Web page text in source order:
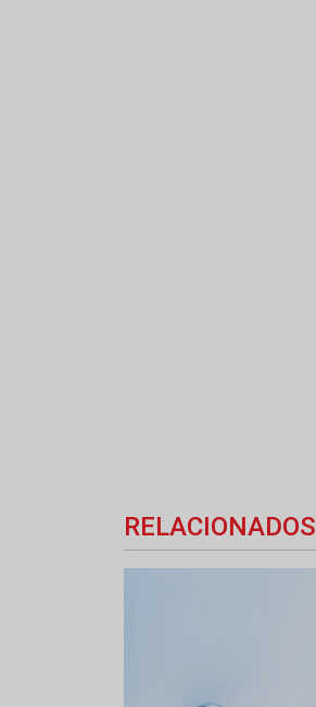
RELACIONADOS